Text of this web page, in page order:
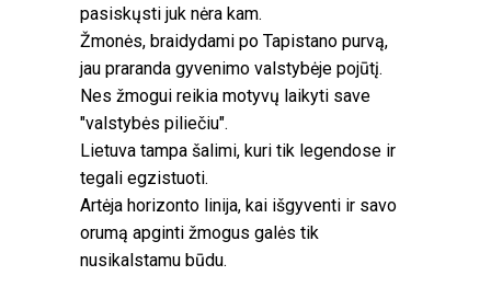
pasiskųsti juk nėra kam.
Žmonės, braidydami po Tapistano purvą,
jau praranda gyvenimo valstybėje pojūtį.
Nes žmogui reikia motyvų laikyti save
"valstybės piliečiu".
Lietuva tampa šalimi, kuri tik legendose ir
tegali egzistuoti.
Artėja horizonto linija, kai išgyventi ir savo
orumą apginti žmogus galės tik
nusikalstamu būdu.